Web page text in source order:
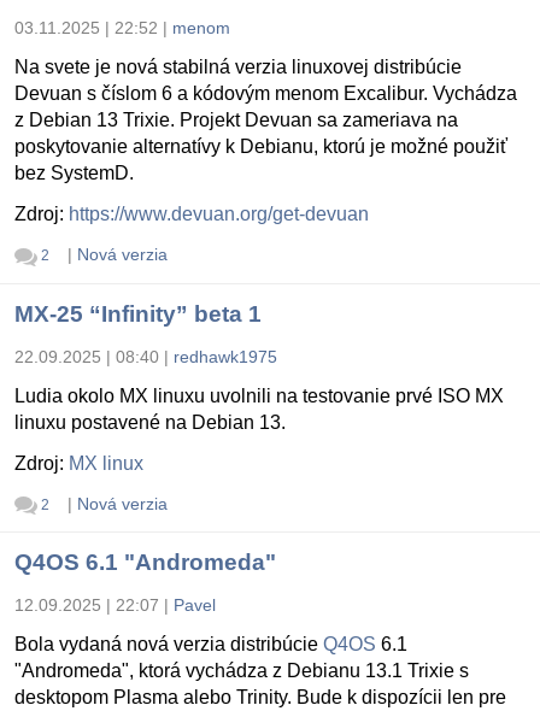
03.11.2025 | 22:52 | menom
Na svete je nová stabilná verzia linuxovej distribúcie
Devuan s číslom 6 a kódovým menom Excalibur. Vychádza
z Debian 13 Trixie. Projekt Devuan sa zameriava na
poskytovanie alternatívy k Debianu, ktorú je možné použiť
bez SystemD.
Zdroj: https://www.devuan.org/get-devuan
2 | Nová verzia
MX-25 “Infinity” beta 1
22.09.2025 | 08:40 | redhawk1975
Ludia okolo MX linuxu uvolnili na testovanie prvé ISO MX
linuxu postavené na Debian 13.
Zdroj: MX linux
2 | Nová verzia
Q4OS 6.1 "Andromeda"
12.09.2025 | 22:07 | Pavel
Bola vydaná nová verzia distribúcie Q4OS 6.1
"Andromeda", ktorá vychádza z Debianu 13.1 Trixie s
desktopom Plasma alebo Trinity. Bude k dispozícii len pre